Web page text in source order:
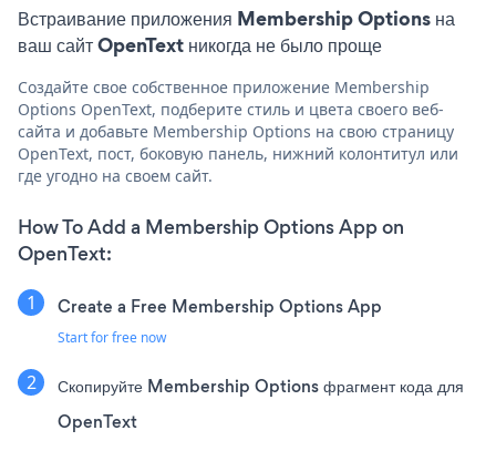
Встраивание приложения Membership Options на
ваш сайт OpenText никогда не было проще
Создайте свое собственное приложение Membership
Options OpenText, подберите стиль и цвета своего веб-
сайта и добавьте Membership Options на свою страницу
OpenText, пост, боковую панель, нижний колонтитул или
где угодно на своем сайт.
How To Add a Membership Options App on
OpenText:
Create a Free Membership Options App
Start for free now
Скопируйте Membership Options фрагмент кода для
OpenText